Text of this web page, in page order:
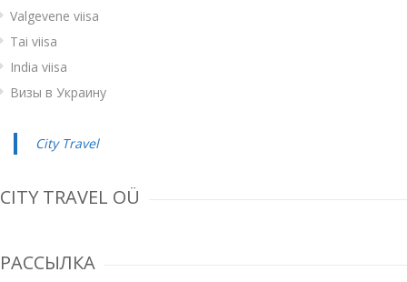
Valgevene viisa
Tai viisa
India viisa
Визы в Украину
City Travel
CITY TRAVEL OÜ
РАССЫЛКА